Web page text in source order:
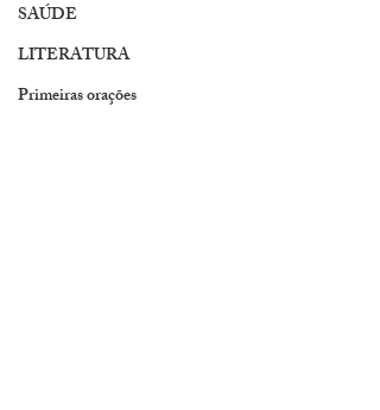
SAÚDE
LITERATURA
Primeiras orações